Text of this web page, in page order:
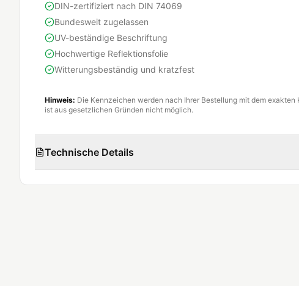
DIN-zertifiziert nach DIN 74069
Bundesweit zugelassen
UV-beständige Beschriftung
Hochwertige Reflektionsfolie
Witterungsbeständig und kratzfest
Hinweis: Die Kennzeichen werden nach Ihrer Bestellung mit dem
ist aus gesetzlichen Gründen nicht möglich.
Technische Details